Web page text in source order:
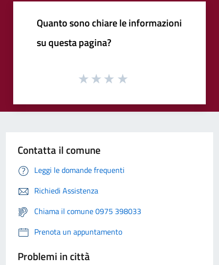
Quanto sono chiare le informazioni
su questa pagina?
Contatta il comune
Leggi le domande frequenti
Richiedi Assistenza
Chiama il comune 0975 398033
Prenota un appuntamento
Problemi in città